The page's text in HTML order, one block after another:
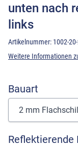
unten nach
links
Artikelnummer: 1002-
Weitere Informationen
Bauart
Reflektierende